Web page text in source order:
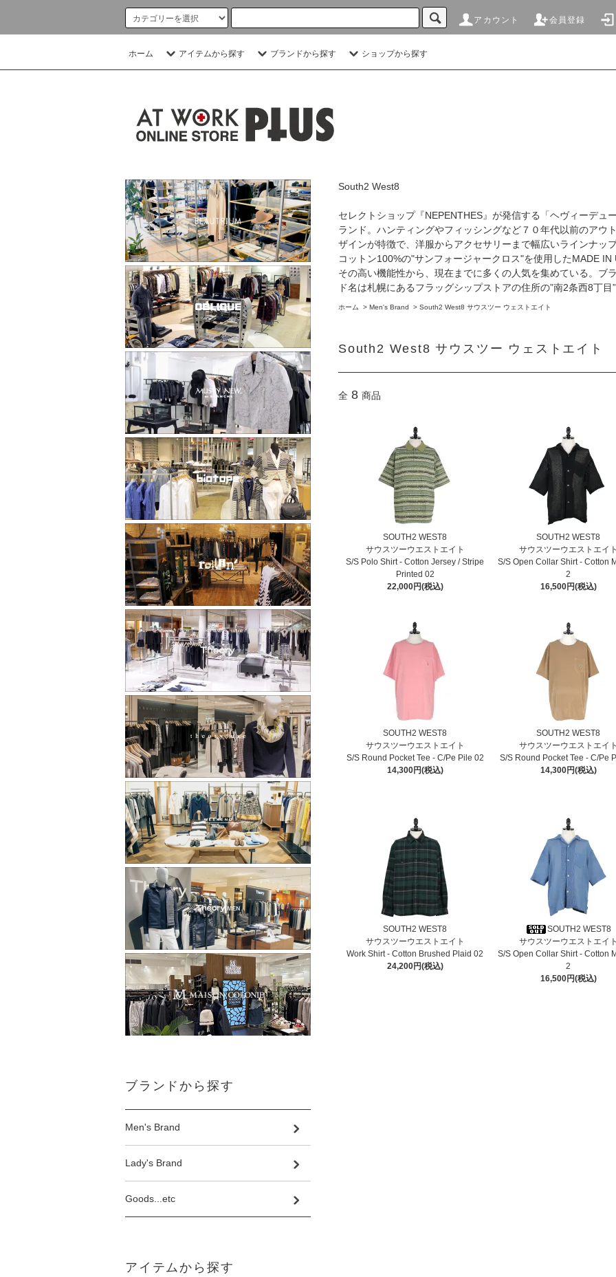
アカウント 会員登録
ホーム アイテムから探す ブランドから探す ショップから探す
South2 West8
セレクトショップ『NEPENTHES』が発信する「ヘヴィーデュ
ランド。ハンティングやフィッシングなど７０年代以前のアウ
ザインが特徴で、洋服からアクセサリーまで幅広いラインナッ
コットン100%の"サンフォージャークロス"を使用したMADE
その高い機能性から、現在までに多くの人気を集めている。ブ
ド名は札幌にあるフラッグシップストアの住所の”南2条西8丁目”
ホーム > Men's Brand > South2 West8 サウスツー ウェストエイト
South2 West8 サウスツー ウェストエイト
全 8 商品
SOUTH2 WEST8
サウスツーウエストエイト
S/S Polo Shirt - Cotton Jersey / Stripe
Printed 02
22,000円(税込)
SOUTH2 WEST8
サウスツーウエストエイト
S/S Open Collar Shirt - Cotton
2
16,500円(税込)
SOUTH2 WEST8
サウスツーウエストエイト
S/S Round Pocket Tee - C/Pe Pile 02
14,300円(税込)
SOUTH2 WEST8
サウスツーウエストエイト
S/S Round Pocket Tee - C/Pe
14,300円(税込)
SOUTH2 WEST8
サウスツーウエストエイト
Work Shirt - Cotton Brushed Plaid 02
24,200円(税込)
SOUTH2 WEST8
サウスツーウエストエイト
S/S Open Collar Shirt - Cotton
2
16,500円(税込)
ブランドから探す
Men's Brand
Lady's Brand
Goods...etc
アイテムから探す